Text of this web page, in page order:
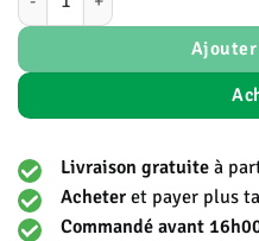
Ajouter
Livraison gratuiteà
Acheteret payer plus
Commandé avant